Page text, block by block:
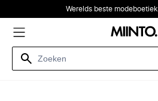
Werelds beste